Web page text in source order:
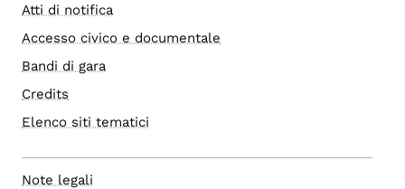
Atti di notifica
Accesso civico e documentale
Bandi di gara
Credits
Elenco siti tematici
Note legali